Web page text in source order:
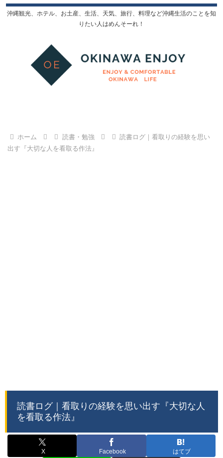
沖縄観光、ホテル、お土産、生活、天気、旅行、料理など沖縄生活のことを知
りたい人はめんそーれ！
ホーム 読書・勉強
読書ログ｜看取りの経験を思い
出す『大切な人を看取る作法』
読書ログ｜看取りの経験を思い出す『大切な人
を看取る作法』
X Facebook はてブ